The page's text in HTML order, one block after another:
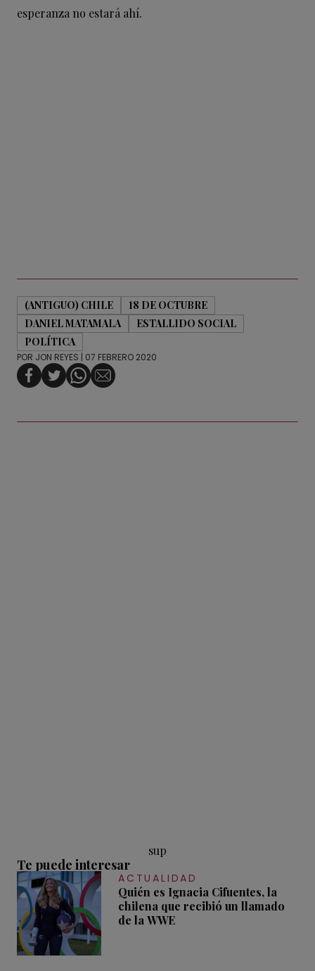
esperanza no estará ahí.
(ANTIGUO) CHILE
18 DE OCTUBRE
DANIEL MATAMALA
ESTALLIDO SOCIAL
POLÍTICA
POR JON REYES | 07 FEBRERO 2020
sup
Te puede interesar
ACTUALIDAD
Quién es Ignacia Cifuentes, la
chilena que recibió un llamado
de la WWE